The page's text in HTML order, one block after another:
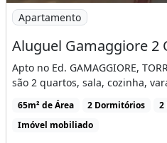
Imagem: Aluguel
Apartamento
Apto no Ed. GAMAGGIORE,
são 2 quartos, sala, cozinha,
65m² de Área 2 Dormitórios
2
Imóvel mobiliado